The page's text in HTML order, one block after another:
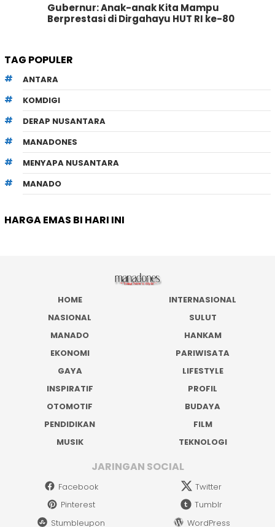
Gubernur: Anak-anak Kita Mampu
Berprestasi di Dirgahayu HUT RI ke-80
TAG POPULER
ANTARA
KOMDIGI
DERAP NUSANTARA
MANADONES
MENYAPA NUSANTARA
MANADO
HARGA EMAS BI HARI INI
HOME
INTERNASIONAL
NASIONAL
SULUT
MANADO
HANKAM
EKONOMI
PARIWISATA
GAYA
LIFESTYLE
INSPIRATIF
PROFIL
OTOMOTIF
BUDAYA
PENDIDIKAN
FILM
MUSIK
TEKNOLOGI
JARINGAN SOCIAL
Facebook
Twitter
Pinterest
Tumblr
Stumbleupon
WordPress